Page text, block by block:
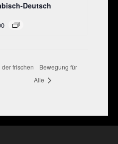
Deutsch
frischen
Bewegung für
Alle